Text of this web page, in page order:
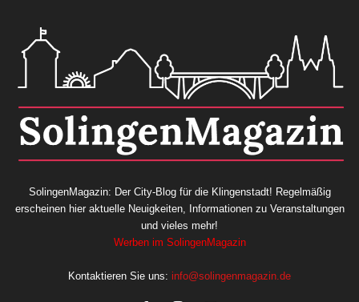
SolingenMagazin: Der City-Blog für die Klingenstadt! Regelmäßig
erscheinen hier aktuelle Neuigkeiten, Informationen zu Veranstaltungen
und vieles mehr!
Werben im SolingenMagazin
Kontaktieren Sie uns: info@solingenmagazin.de